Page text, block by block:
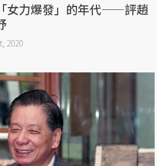
女力爆發」的年代——評趙
2020